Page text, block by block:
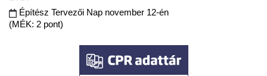
Építész Tervezői Nap november 12-én
(MÉK: 2 pont)